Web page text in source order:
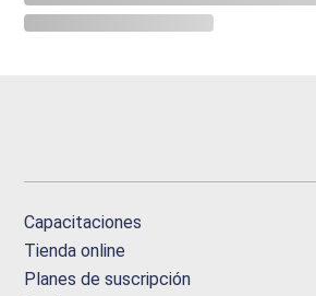
Capacitaciones
Tienda online
Planes de suscripción